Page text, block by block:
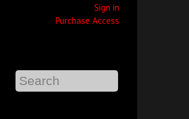
Sign in
Purchase Access